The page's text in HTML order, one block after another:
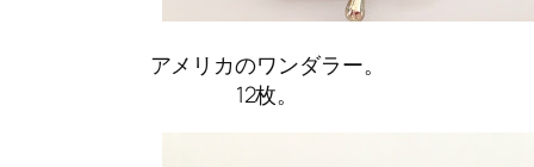
アメリカのワンダラー。
12枚。